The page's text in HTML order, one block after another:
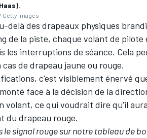
Getty Images
delà des drapeaux physiques
de la piste, chaque volant de
les interruptions de séance. Cela
de drapeau jaune ou rouge.
c'est visiblement énervé
face à la décision de la
volant, ce qui voudrait dire qu'il
du drapeau rouge.
le signal rouge sur notre tableau de